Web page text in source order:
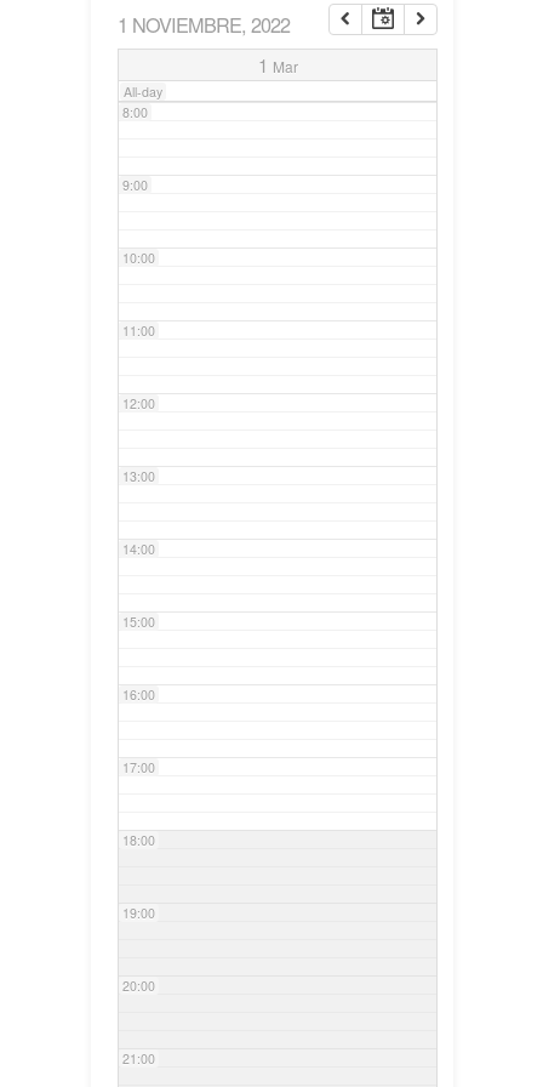
1 NOVIEMBRE, 2022
1 Mar
All-day
7:00
8:00
9:00
10:00
11:00
12:00
13:00
14:00
15:00
16:00
17:00
18:00
19:00
20:00
21:00